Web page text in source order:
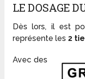
LE DOSAGE
Dès lors, il est
représente les 2
Avec des